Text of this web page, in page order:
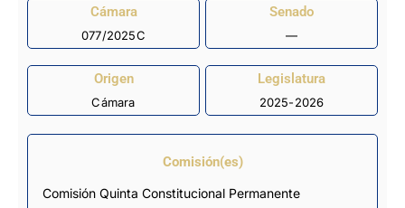
Cámara
077/2025C
Senado
—
Origen
Cámara
Legislatura
2025-2026
Comisión(es)
Comisión Quinta Constitucional Permanente